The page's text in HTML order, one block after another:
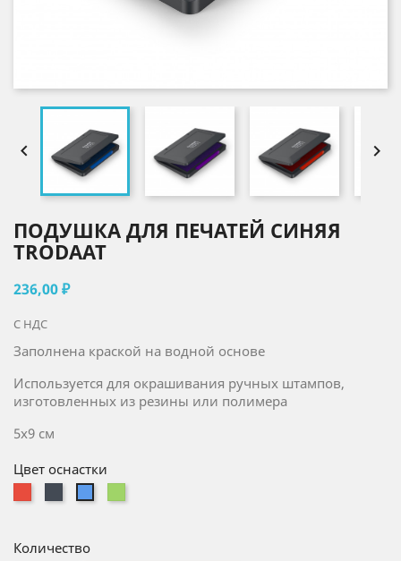
 
ПОДУШКА ДЛЯ ПЕЧАТЕЙ СИНЯЯ
TRODAAT
236,00 ₽
С НДС
Заполнена краской на водной основе
Используется для окрашивания ручных штампов,
изготовленных из резины или полимера
5х9 см
Цвет оснастки
Количество